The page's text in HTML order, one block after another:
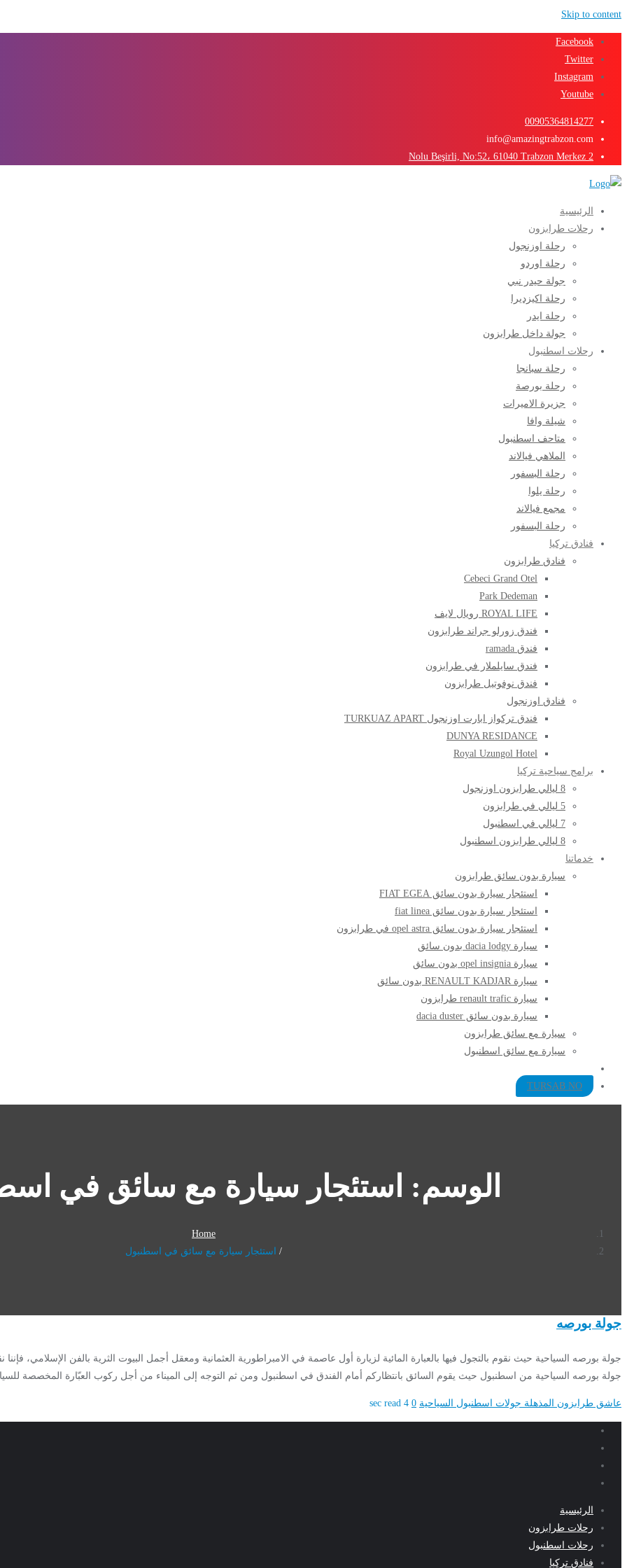
Skip to content
Facebook
Twitter
Instagram
Youtube
00905364814277
info@amazingtrabzon.com
2 Nolu Beşirli, No:52، 61040 Trabzon Merkez
الرئيسية
رحلات طرابزون
رحلة اوزنجول
رحلة اوردو
جولة حيدر نبي
رحلة اكيزديرا
رحلة ايدر
جولة داخل طرابزون
رحلات اسطنبول
رحلة سبانجا
رحلة بورصة
جزيرة الاميرات
شيلة وافا
متاحف اسطنبول
الملاهي فيالاند
رحلة البسفور
رحلة يلوا
مجمع فيالاند
رحلة البسفور
فنادق تركيا
فنادق طرابزون
Cebeci Grand Otel
Park Dedeman
ROYAL LIFE رويال لايف
فندق زورلو جراند طرابزون
فندق ramada
فندق سايلملار في طرابزون
فندق نوفوتيل طرابزون
فنادق اوزنجول
فندق تركواز ابارت اوزنجول TURKUAZ APART
DUNYA RESIDANCE
Royal Uzungol Hotel
برامج سياحية تركيا
8 ليالي طرابزون اوزنجول
5 ليالي في طرابزون
7 ليالي في اسطنبول
8 ليالي طرابزون اسطنبول
خدماتنا
سيارة بدون سائق طرابزون
استئجار سيارة بدون سائق FIAT EGEA
استئجار سيارة بدون سائق fiat linea
استئجار سيارة بدون سائق opel astra في طرابزون
سيارة dacia lodgy بدون سائق
سيارة opel insignia بدون سائق
سيارة RENAULT KADJAR بدون سائق
سيارة renault trafic طرابزون
سيارة بدون سائق dacia duster
سيارة مع سائق طرابزون​
سيارة مع سائق اسطنبول
TURSAB NO
الوسم: استئجار سيارة مع سائق في
Home
استئجار سيارة مع سائق في اسطنبول
جولة بورصه
جولة بورصه السياحية حيث نقوم بالتجول فيها بالعبارة المائية لزيارة أول عاصمة في الامبراطورية العثمانية ومعقل أجمل البيوت الثرية بالفن الإسلامي، فإننا
جولة بورصه السياحية من اسطنبول حيث يقوم السائق بانتظاركم أمام الفندق في اسطنبول ومن ثم التوجه إلى الميناء من أجل ركوب العبّارة المخصصة
عاشق طرابزون المذهلة جولات اسطنبول السياحية 0
4 sec read
الرئيسية
رحلات طرابزون
رحلات اسطنبول
فنادق تركيا